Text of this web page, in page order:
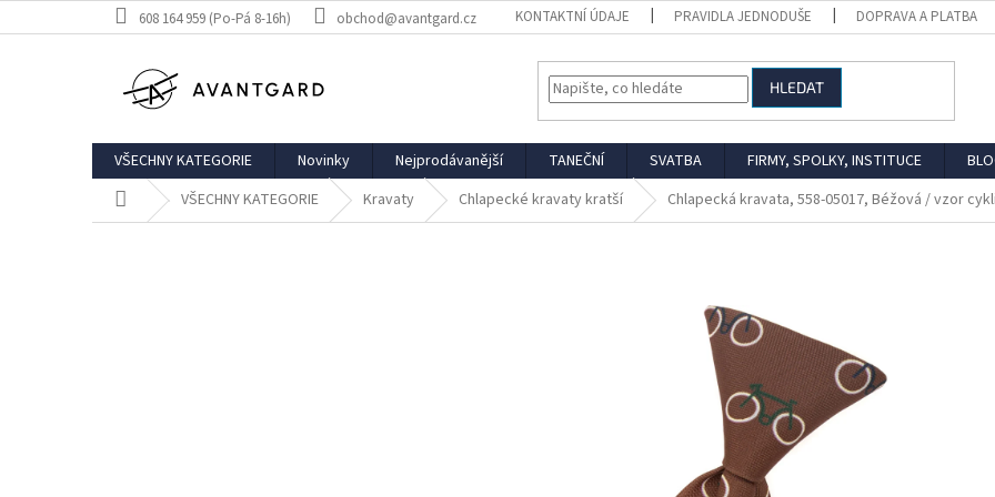
na
608 164 959 (Po-Pá 8-16h) obchod@avantgard.cz KONTAKTNÍ ÚDAJE PRAVIDLA JEDNODUŠE DOPRAVA A PLATBA
HLEDAT
VŠECHNY KATEGORIE Novinky Nejprodávanější TANEČNÍ SVATBA FIRMY, SPOLKY, INSTITUCE
Domů VŠECHNY KATEGORIE Kravaty Chlapecké kravaty kratší Chlapecká kravata, 558-05017, Béžová / vzor